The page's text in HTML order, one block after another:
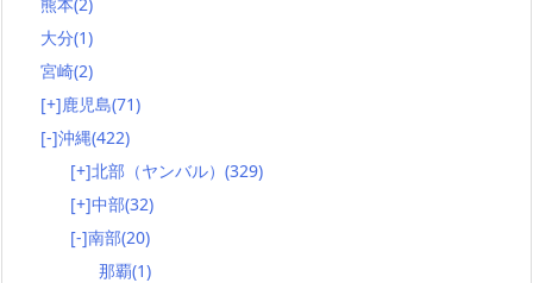
大分(1)
宮崎(2)
[+]鹿児島(71)
[-]沖縄(422)
[+]北部（ヤンバル） (329)
[+]中部(32)
[-]南部(20)
那覇(1)